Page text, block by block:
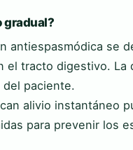
gradual?
antiespasmódica se
el tracto digestivo.
paciente.
alivio instantáneo
para prevenir los